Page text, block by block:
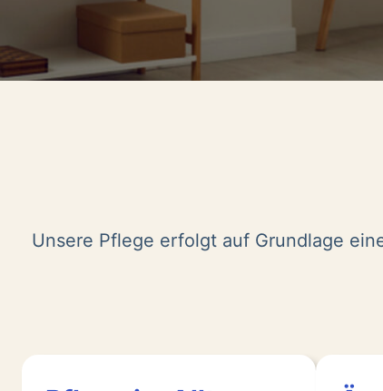
Unsere Pflege erfolgt auf Grundlage